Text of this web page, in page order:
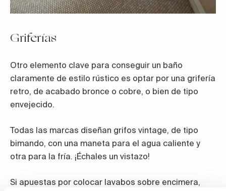
Griferías
Otro elemento clave para conseguir un baño
claramente de estilo rústico es optar por una grifería
retro, de acabado bronce o cobre, o bien de tipo
envejecido.
Todas las marcas diseñan grifos vintage, de tipo
bimando, con una maneta para el agua caliente y
otra para la fría. ¡Échales un vistazo!
Si apuestas por colocar lavabos sobre encimera,